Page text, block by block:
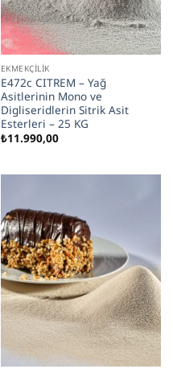
EKMEKÇILIK
E472c CITREM – Yağ
Asitlerinin Mono ve
Digliseridlerin Sitrik Asit
Esterleri – 25 KG
₺11.990,00